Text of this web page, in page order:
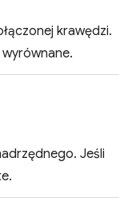
krawędzi.
Jeśli